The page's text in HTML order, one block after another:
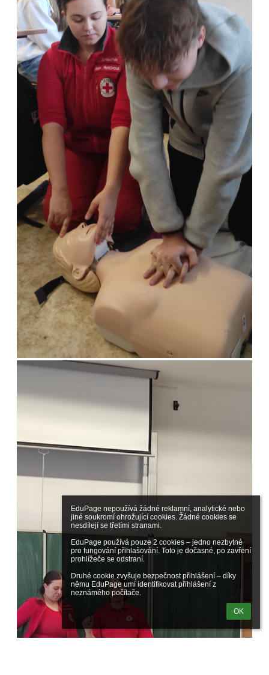
EduPage nepoužívá žádné reklamní, analytické nebo
jiné soukromí ohrožující cookies. Žádné cookies se
nesdílejí se třetími stranami.
EduPage používá pouze 2 cookies – jedno nezbytné
pro fungování přihlašování. Toto je dočasné, po zavření
prohlížeče se odstraní.
Druhé cookie zvyšuje bezpečnost přihlášení – díky
němu EduPage umí identifikovat přihlášení z
neznámého počítače.
OK